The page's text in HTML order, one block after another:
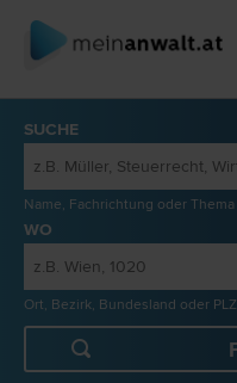
SUCHE
Name, Fachrichtung oder Thema
WO
Ort, Bezirk, Bundesland oder PLZ